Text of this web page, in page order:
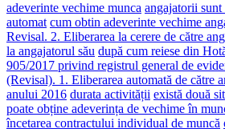
adeverinte vechime munca angajatorii
automat cum obtin adeverinte vechime
Revisal. 2. Eliberarea la cerere de către
la angajatorul său după cum reiese din
905/2017 privind registrul general de
(Revisal). 1. Eliberarea automată de către
anului 2016 durata activității există două
poate obține adeverința de vechime în
încetarea contractului individual de muncă